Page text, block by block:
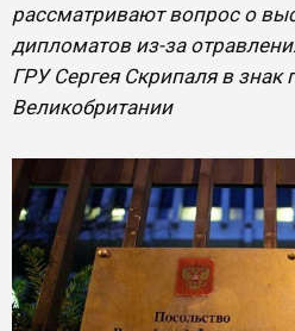
рассматривают вопрос о
дипломатов из-за
ГРУ Сергея Скрипаля в знак
Великобритании